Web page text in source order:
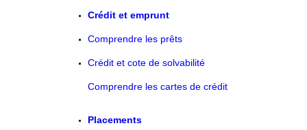
Crédit et emprunt
Comprendre les prêts
Crédit et cote de solvabilité
Comprendre les cartes de crédit
Placements